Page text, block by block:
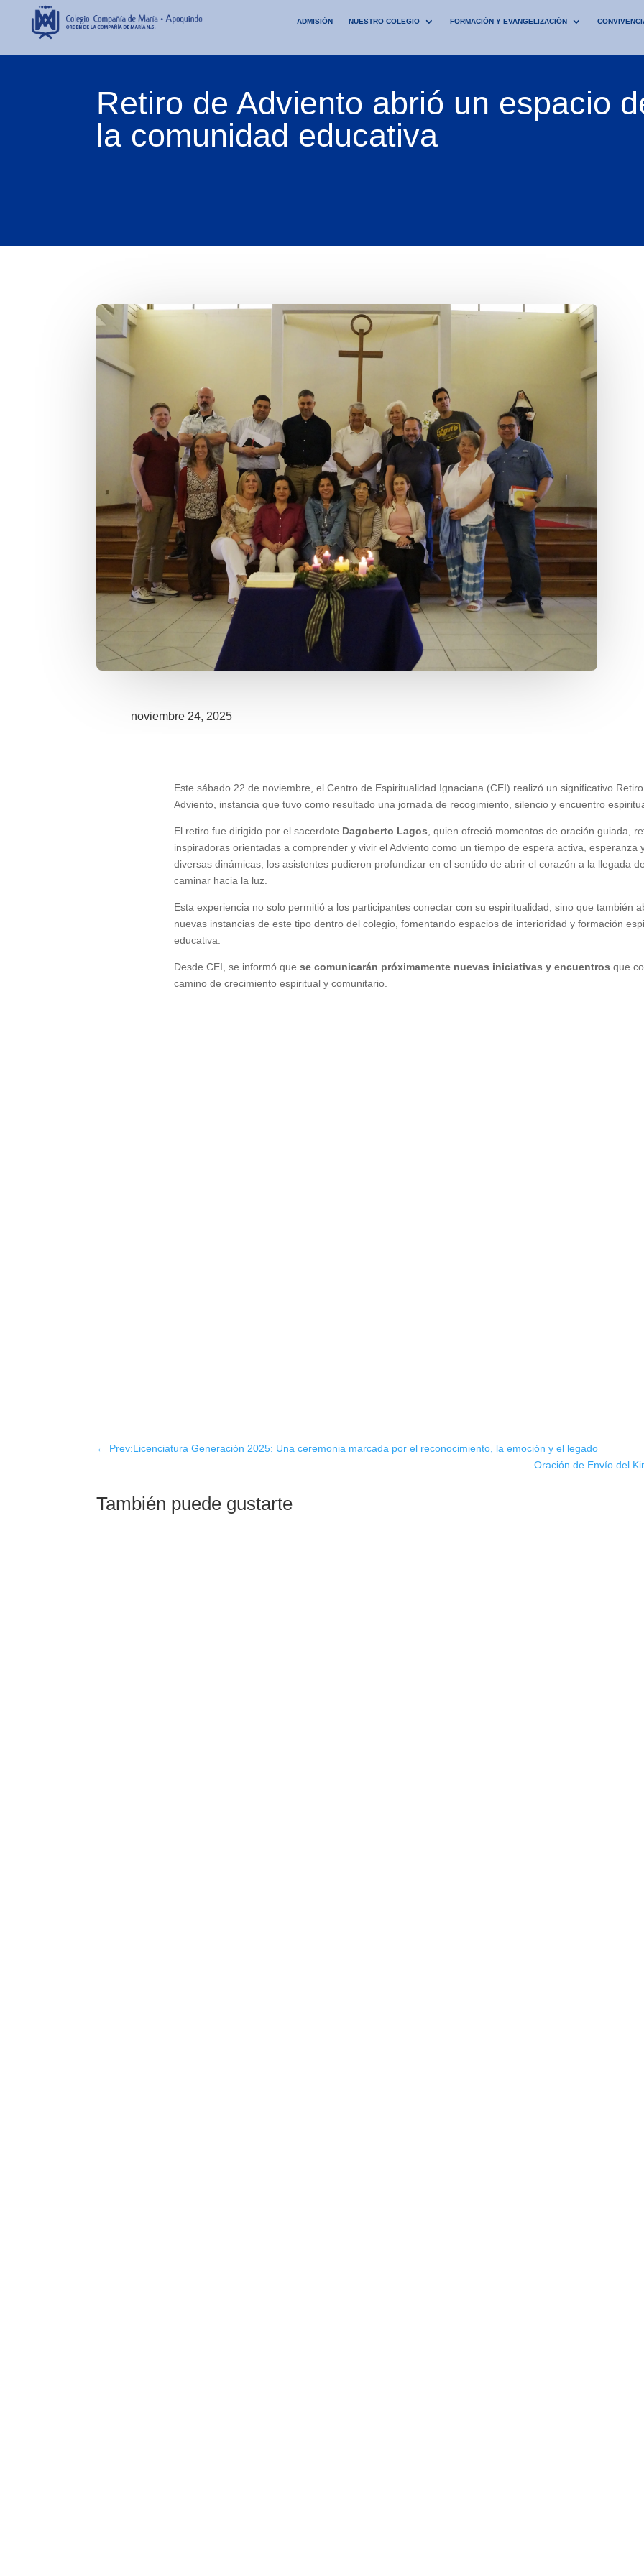
ADMISIÓN NUESTRO COLEGIO FORMACIÓN Y EVANGELIZACIÓN
Retiro de Adviento abrió un espacio
la comunidad educativa
noviembre 24, 2025
Este sábado 22 de noviembre, el Centro de Espiritualidad Ignaciana (CEI) realizó un significativo
Adviento, instancia que tuvo como resultado una jornada de recogimiento, silencio y encuentro
El retiro fue dirigido por el sacerdote Dagoberto Lagos, quien ofreció momentos de oración guiada,
inspiradoras orientadas a comprender y vivir el Adviento como un tiempo de espera activa, esperanza
diversas dinámicas, los asistentes pudieron profundizar en el sentido de abrir el corazón a la llegada
caminar hacia la luz.
Esta experiencia no solo permitió a los participantes conectar con su espiritualidad, sino que también
nuevas instancias de este tipo dentro del colegio, fomentando espacios de interioridad y formación
educativa.
Desde CEI, se informó que se comunicarán próximamente nuevas iniciativas y encuentros que
camino de crecimiento espiritual y comunitario.
← Prev:Licenciatura Generación 2025: Una ceremonia marcada por el reconocimiento, la emoción y el legado
Oración de Envío del
También puede gustarte